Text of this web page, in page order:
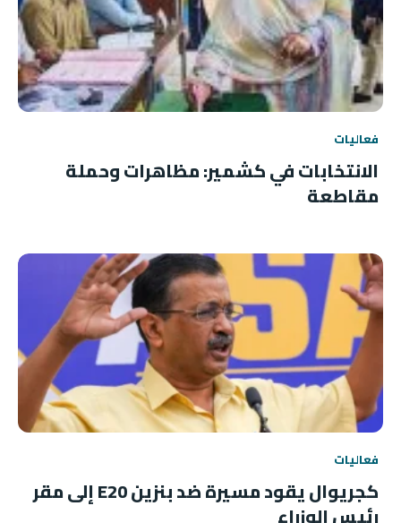
فعاليات
الانتخابات في كشمير: مظاهرات وحملة
مقاطعة
فعاليات
كجريوال يقود مسيرة ضد بنزين E20 إلى مقر
رئيس الوزراء